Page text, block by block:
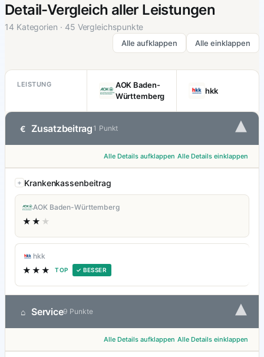
Detail-Vergleich aller Leistungen
14 Kategorien · 45 Vergleichspunkte
Alle aufklappen Alle einklappen
LEISTUNG
AOK Baden-
Württemberg
hkk
€ Zusatzbeitrag 1 Punkt ▾
Alle Details aufklappen Alle Details einklappen
Krankenkassenbeitrag
AOK Baden-Württemberg
★★ ★
hkk
★★★ TOP ✓ BESSER
⌂ Service9 Punkte ▾
Alle Details aufklappen Alle Details einklappen